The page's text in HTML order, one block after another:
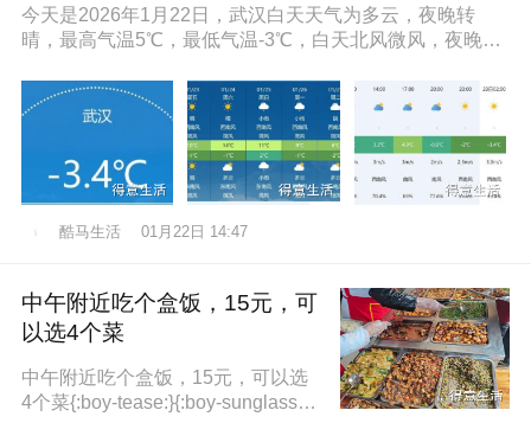
今天是2026年1月22日，武汉白天天气为多云，夜晚转
晴，最高气温5℃，最低气温-3℃，白天北风微风，夜晚东
酷马生活 01月22日 14:47
中午附近吃个盒饭，15元，可
以选4个菜
中午附近吃个盒饭，15元，可以选
4个菜{:boy-tease:}{:boy-sunglasse